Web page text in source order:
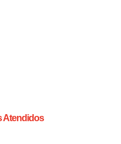
Atendidos